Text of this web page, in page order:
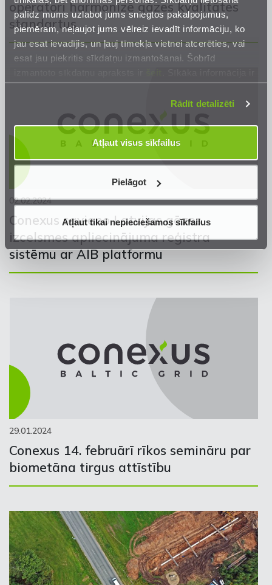
palīdz mums uzlabot jums sniegtos pakalpojumus,
piemēram, neļaujot jums vēlreiz ievadīt informāciju, ko
jau esat ievadījis, un ļauj tīmekļa vietnei atcerēties, vai
esat jau piekritis sīkdatņu izmantošanai. Šobrīd
mūsuPrivātuma atrunā.
Rādīt detalizēti
Atļaut visus sīkfailus
Pielāgot
Atļaut tikai nepieciešamos sīkfailus
operatori harmonizē gāzes kvalitātes
standartus
02.02.2024
Conexus savieno Latvijas gāzes
izcelsmes apliecinājuma reģistra
sistēmu ar AIB platformu
29.01.2024
Conexus 14. februārī rīkos semināru par
biometāna tirgus attīstību